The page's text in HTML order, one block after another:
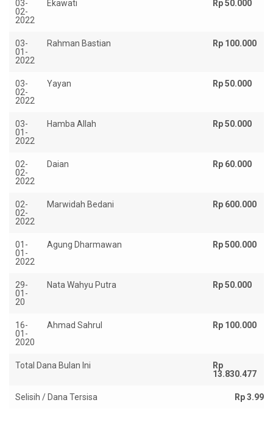
03-
02-
2022
Ekawati Rp 50.000
03-
01-
2022
Rahman Bastian Rp 100.000
03-
02-
2022
Yayan Rp 50.000
03-
01-
2022
Hamba Allah Rp 50.000
02-
02-
2022
Daian Rp 60.000
02-
02-
2022
Marwidah Bedani Rp 600.000
01-
01-
2022
Agung Dharmawan Rp 500.000
29-
01-
20
Nata Wahyu Putra Rp 50.000
16-
01-
2020
Ahmad Sahrul Rp 100.000
Total Dana Bulan Ini
Rp
13.830.477
Selisih / Dana Tersisa Rp